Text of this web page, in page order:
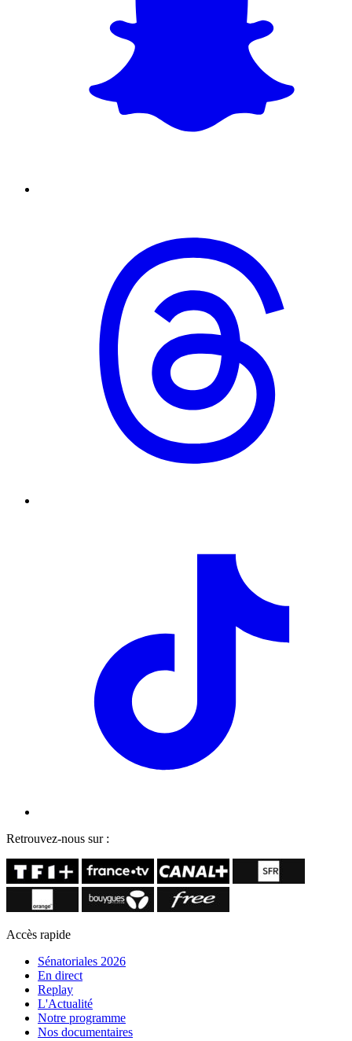
Retrouvez-nous sur :
Accès rapide
Sénatoriales 2026
En direct
Replay
L'Actualité
Notre programme
Nos documentaires